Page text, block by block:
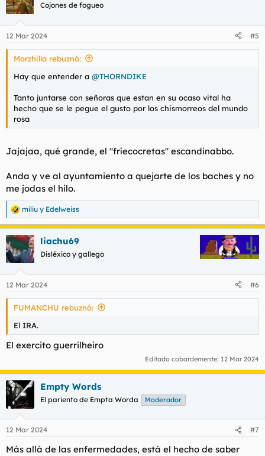
Cojones de fogueo
12 Mar 2024 #5
Morzhilla rebuznó:
Hay que entender a @THORNDIKE
Tanto juntarse con señoras que estan en su ocaso vital ha
hecho que se le pegue el gusto por los chismorreos del mundo
rosa
Jajajaa, qué grande, el "fríecocretas" escandinabbo.
Anda y ve al ayuntamiento a quejarte de los baches y no
me jodas el hilo.
R
e
a
c
c
e
s
miliu y Edelweiss
liachu69
Disléxico y gallego
12 Mar 2024 #6
FUMANCHU rebuznó:
El IRA.
El exercito guerrilheiro
Editado cobardemente: 12 Mar 2024
Empty Words
El pariento de Empta Worda Moderador
12 Mar 2024 #7
Más allá de las enfermedades, está el hecho de saber